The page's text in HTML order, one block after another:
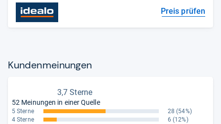
Preis prüfen
Kun­den­mei­nun­gen
3,7 Sterne
52 Meinungen in einer Quelle
5 Sterne 28 (54%)
4 Sterne
6 (12%)